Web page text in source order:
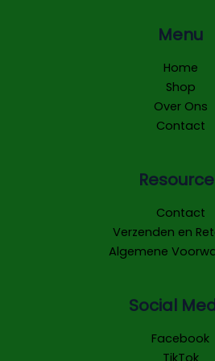
Menu
Home
Shop
Over Ons
Contact
Contact
Verzenden en
Algemene
Social
Facebook
TikTok